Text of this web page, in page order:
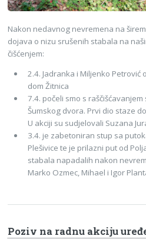
Nakon nedavnog nevremena na
dojava o nizu srušenih stabala na
čišćenjem:
2.4. Jadranka i Miljenko Petrović
dom Žitnica
7.4. počeli smo s
Šumskog dvora. Prvi dio staze
U akciji su sudjelovali Suzana
3.4. je zabetoniran stup sa
Plešivice te je prilazni put od
stabala napadalih nakon
Marko Ozmec, Mihael i Igor
Poziv na radnu akciju